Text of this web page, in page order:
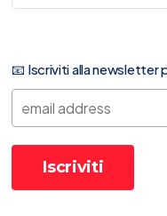
📧 Iscriviti alla newsletter